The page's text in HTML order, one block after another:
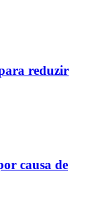
reduzir
causa de